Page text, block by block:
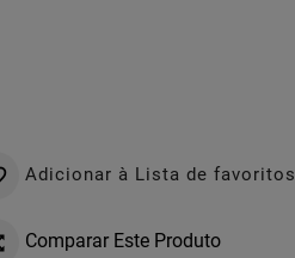
Adicionar à Lista de favoritos
Comparar Este Produto